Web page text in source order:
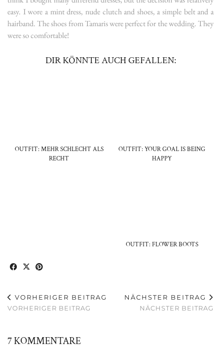
easy. I wore a mint dress, nude clutch and shoes, a simple belt and a
hairband. The shoes from Tamaris were perfect for the wedding. They
were so comfortable!
DIR KÖNNTE AUCH GEFALLEN:
OUTFIT: MEHR SCHLECHT ALS
RECHT
OUTFIT: YOUR GOAL IS BEING
HAPPY
OUTFIT: FLOWER BOOTS
VORHERIGER BEITRAG
VORHERIGER BEITRAG
NÄCHSTER BEITRAG
NÄCHSTER BEITRAG
7 KOMMENTARE